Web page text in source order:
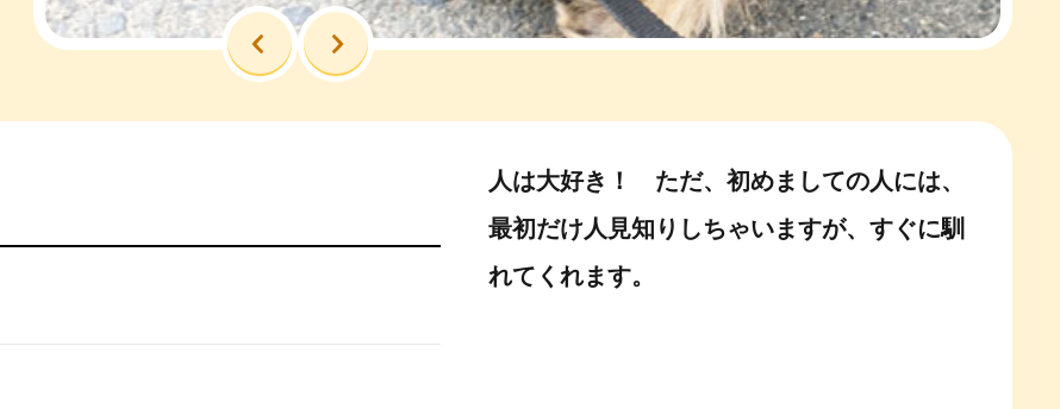
前へ 次へ
人は大好き！ ただ、初めましての人には、
最初だけ人見知りしちゃいますが、すぐに馴
れてくれます。